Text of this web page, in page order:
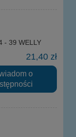
- 39 WELLY
21,40 zł
o